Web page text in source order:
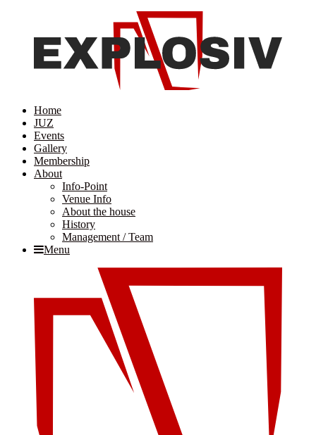
Home
JUZ
Events
Gallery
Membership
About
Info-Point
Venue Info
About the house
History
Management / Team
Menu